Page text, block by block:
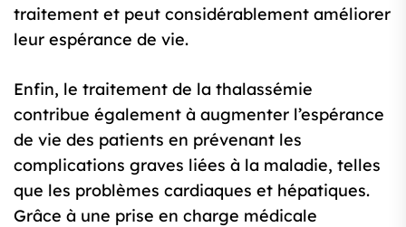
traitement et peut considérablement améliorer
leur espérance de vie.
Enfin, le traitement de la thalassémie
contribue également à augmenter l’espérance
de vie des patients en prévenant les
complications graves liées à la maladie, telles
que les problèmes cardiaques et hépatiques.
Grâce à une prise en charge médicale